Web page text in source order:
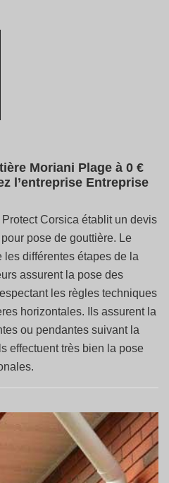
Moriani Plage à 0 €
l’entreprise Entreprise
Protect Corsica établit un devis
pose de gouttière. Le
différentes étapes de la
assurent la pose des
les règles techniques
horizontales. Ils assurent la
ou pendantes suivant la
effectuent très bien la pose